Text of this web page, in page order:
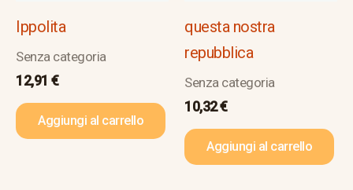
Ippolita
Senza categoria
12,91 €
Aggiungi al carrello
questa nostra
repubblica
Senza categoria
10,32€
Aggiungi al carrello